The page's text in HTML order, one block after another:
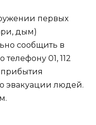
первых
дым)
сообщить в
01, 112
эвакуации людей.